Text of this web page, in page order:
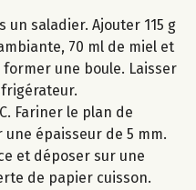
saladier. Ajouter 115 g
70 ml de miel et
une boule. Laisser
Fariner le plan de
épaisseur de 5 mm.
et déposer sur une
de papier cuisson.